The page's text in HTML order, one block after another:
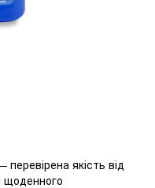
якість від
щоденного